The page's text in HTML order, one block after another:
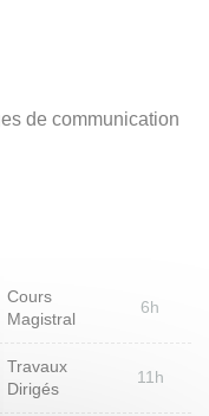
de communication
Cours
Magistral
6h
Travaux
Dirigés
11h